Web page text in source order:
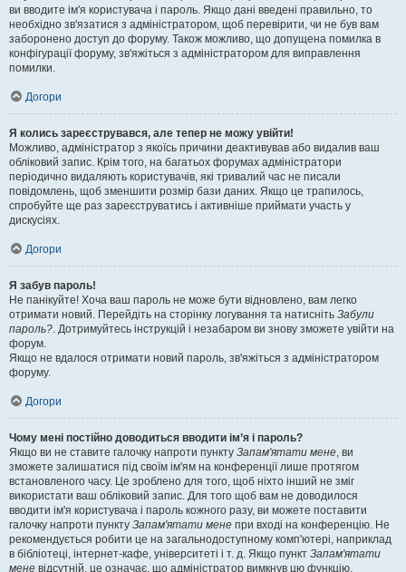
ви вводите ім'я користувача і пароль. Якщо дані введені правильно, то
необхідно зв'язатися з адміністратором, щоб перевірити, чи не був вам
заборонено доступ до форуму. Також можливо, що допущена помилка в
конфігурації форуму, зв'яжіться з адміністратором для виправлення
помилки.
Догори
Я колись зареєструвався, але тепер не можу увійти!
Можливо, адміністратор з якоїсь причини деактивував або видалив ваш
обліковий запис. Крім того, на багатьох форумах адміністратори
періодично видаляють користувачів, які тривалий час не писали
повідомлень, щоб зменшити розмір бази даних. Якщо це трапилось,
спробуйте ще раз зареєструватись і активніше приймати участь у
дискусіях.
Догори
Я забув пароль!
Не панікуйте! Хоча ваш пароль не може бути відновлено, вам легко
отримати новий. Перейдіть на сторінку логування та натисніть Забули
пароль?. Дотримуйтесь інструкцій і незабаром ви знову зможете увійти на
форум.
Якщо не вдалося отримати новий пароль, зв'яжіться з адміністратором
форуму.
Догори
Чому мені постійно доводиться вводити ім’я і пароль?
Якщо ви не ставите галочку напроти пункту Запам'ятати мене, ви
зможете залишатися під своїм ім'ям на конференції лише протягом
встановленого часу. Це зроблено для того, щоб ніхто інший не зміг
використати ваш обліковий запис. Для того щоб вам не доводилося
вводити ім'я користувача і пароль кожного разу, ви можете поставити
галочку напроти пункту Запам'ятати мене при вході на конференцію. Не
рекомендується робити це на загальнодоступному комп'ютері, наприклад
в бібліотеці, інтернет-кафе, університеті і т. д. Якщо пункт Запам'ятати
мене відсутній, це означає, що адміністратор вимкнув цю функцію.